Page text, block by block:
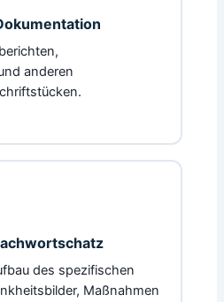
anderen
des spezifischen
Maßnahmen